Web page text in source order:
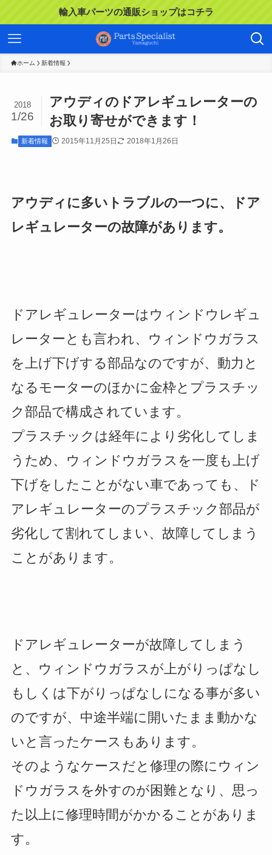
輸入車パーツの通販ショップはコチラ
ホーム 新着情報
アウディのドアレギュレーターの
お取り寄せができます！
2018
1/26
新着情報 2015年11月25日 2018年1月26日
アウディに多いトラブルの一つに、ドア
レギュレーターの故障があります。
ドアレギュレーターはウィンドウレギュ
レーターとも言われ、ウィンドウガラス
を上げ下げする部品なのですが、動力と
なるモーターのほかに金枠とプラスチッ
ク部品で構成されています。
プラスチックは経年により劣化してしま
うため、ウィンドウガラスを一度も上げ
下げをしたことがない車であっても、ド
アレギュレーターのプラスチック部品が
劣化して割れてしまい、故障してしまう
ことがあります。
ドアレギュレーターが故障してしまう
と、ウィンドウガラスが上がりっぱなし
もしくは下がりっぱなしになる事が多い
のですが、中途半端に開いたまま動かな
いと言ったケースもあります。
そのようなケースだと修理の際にウィン
ドウガラスを外すのが困難となり、思っ
た以上に修理時間がかかることがありま
す。